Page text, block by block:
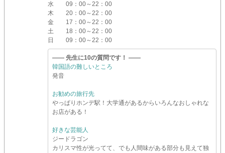
水
09：00～22：00
木
20：00～22：00
金
17：00～22：00
土
18：00～22：00
日
09：00～22：00
―― 先生に10の質問です！ ――
韓国語の難しいところ
発音
お勧めの旅行先
やっぱりホンデ駅！大学通があるからいろんなおしゃれな
お店がある！
好きな芸能人
ジードラゴン
カリスマ性が光ってて、でも人間味がある部分も見えて独